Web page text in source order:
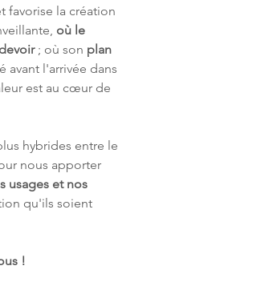
favorise la création
où le
; où son plan
avant l'arrivée dans
est au cœur de
hybrides entre le
nous apporter
usages et nos
qu'ils soient
!